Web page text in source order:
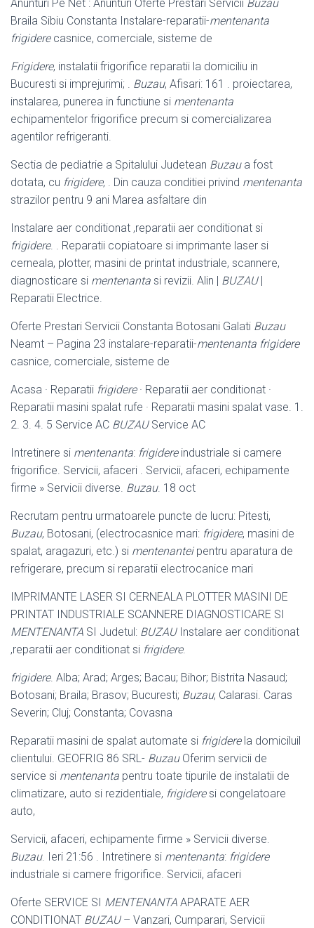
Anunturi Pe Net : Anunturi Oferte Prestari Servicii Buzau
Braila Sibiu Constanta Instalare-reparatii-mentenanta
frigiderecasnice, comerciale, sisteme de
Frigidere, instalatii frigorifice reparatii la domiciliu in
Bucuresti si imprejurimi; . Buzau, Afisari: 161 . proiectarea,
instalarea, punerea in functiune si mentenanta
echipamentelor frigorifice precum si comercializarea
agentilor refrigeranti.
Sectia de pediatrie a Spitalului Judetean Buzaua fost
dotata, cu frigidere, . Din cauza conditiei privind mentenanta
strazilor pentru 9 ani Marea asfaltare din
Instalare aer conditionat ,reparatii aer conditionat si
frigidere. . Reparatii copiatoare si imprimante laser si
cerneala, plotter, masini de printat industriale, scannere,
diagnosticare si mentenanta si revizii. Alin | BUZAU|
Reparatii Electrice.
Oferte Prestari Servicii Constanta Botosani Galati Buzau
Neamt – Pagina 23 instalare-reparatii-mentenanta frigidere
casnice, comerciale, sisteme de
Acasa · Reparatii frigidere· Reparatii aer conditionat ·
Reparatii masini spalat rufe · Reparatii masini spalat vase. 1.
2. 3. 4. 5 Service AC BUZAUService AC
Intretinere si mentenanta: frigidereindustriale si camere
frigorifice. Servicii, afaceri . Servicii, afaceri, echipamente
firme » Servicii diverse. Buzau. 18 oct
Recrutam pentru urmatoarele puncte de lucru: Pitesti,
Buzau, Botosani, (electrocasnice mari: frigidere, masini de
spalat, aragazuri, etc.) si mentenanteipentru aparatura de
refrigerare, precum si reparatii electrocanice mari
IMPRIMANTE LASER SI CERNEALA PLOTTER MASINI DE
PRINTAT INDUSTRIALE SCANNERE DIAGNOSTICARE SI
MENTENANTA SI Judetul: BUZAUInstalare aer conditionat
,reparatii aer conditionat si frigidere.
frigidere. Alba; Arad; Arges; Bacau; Bihor; Bistrita Nasaud;
Botosani; Braila; Brasov; Bucuresti; Buzau; Calarasi. Caras
Severin; Cluj; Constanta; Covasna
Reparatii masini de spalat automate si frigiderela domiciluil
clientului. GEOFRIG 86 SRL- BuzauOferim servicii de
service si mentenanta pentru toate tipurile de instalatii de
climatizare, auto si rezidentiale, frigideresi congelatoare
auto,
Servicii, afaceri, echipamente firme » Servicii diverse.
Buzau. Ieri 21:56 . Intretinere si mentenanta: frigidere
industriale si camere frigorifice. Servicii, afaceri
Oferte SERVICE SI MENTENANTA APARATE AER
CONDITIONAT BUZAU– Vanzari, Cumparari, Servicii